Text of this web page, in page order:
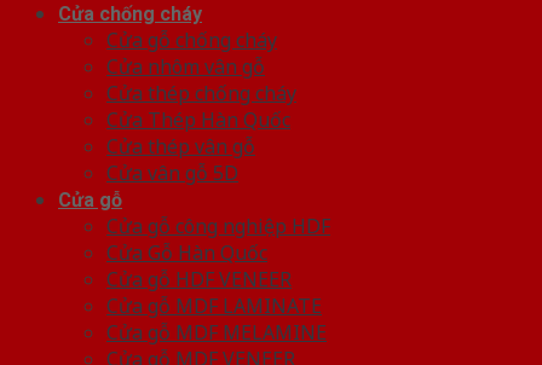
Cửa chống cháy
Cửa gỗ chống cháy
Cửa nhôm vân gỗ
Cửa thép chống cháy
Cửa Thép Hàn Quốc
Cửa thép vân gỗ
Cửa vân gỗ 5D
Cửa gỗ
Cửa gỗ công nghiệp HDF
Cửa Gỗ Hàn Quốc
Cửa gỗ HDF VENEER
Cửa gỗ MDF LAMINATE
Cửa gỗ MDF MELAMINE
Cửa gỗ MDF VENEER